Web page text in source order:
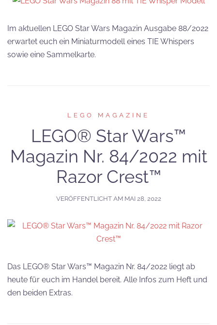
Im aktuellen LEGO Star Wars Magazin Ausgabe 88/2022
erwartet euch ein Miniaturmodell eines TIE Whispers
sowie eine Sammelkarte.
LEGO MAGAZINE
LEGO® Star Wars™
Magazin Nr. 84/2022 mit
Razor Crest™
VERÖFFENTLICHT AM MAI 28, 2022
Das LEGO® Star Wars™ Magazin Nr. 84/2022 liegt ab
heute für euch im Handel bereit. Alle Infos zum Heft und
den beiden Extras.